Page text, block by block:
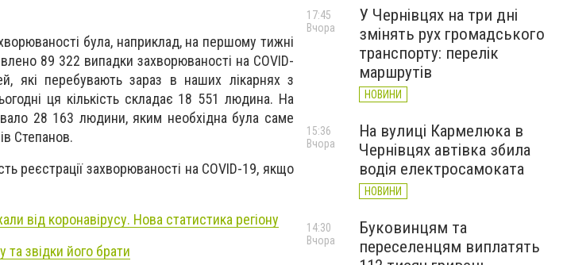
була, наприклад, на першому тижні
89 322 випадки захворюваності на COVID-
які перебувають зараз в наших лікарнях з
ця кількість складає 18 551 людина. На
28 163 людини, яким необхідна була саме
Степанов.
реєстрації захворюваності на COVID-19, якщо
від коронавірусу. Нова статистика регіону
та звідки його брати
У Чернівцях на три дні
змінять рух громадського
транспорту: перелік
маршрутів
НОВИНИ
17:45
Вчора
На вулиці Кармелюка в
Чернівцях автівка збила
водія електросамоката
НОВИНИ
15:36
Вчора
Буковинцям та
переселенцям виплатять
14:30
Вчора